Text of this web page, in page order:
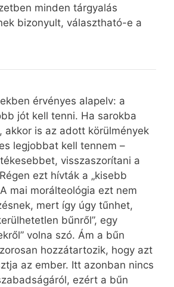
minden tárgyalás
bizonyult, választható-e a
érvényes alapelv: a
jót kell tenni. Ha sarokba
akkor is az adott körülmények
legjobbat kell tennem –
visszaszorítani a
ezt hívták a „kisebb
mai morálteológia ezt nem
mert így úgy tűnhet,
bűnről”, egy
volna szó. Ám a bűn
hozzátartozik, hogy azt
az ember. Itt azonban nincs
ezért a bűn